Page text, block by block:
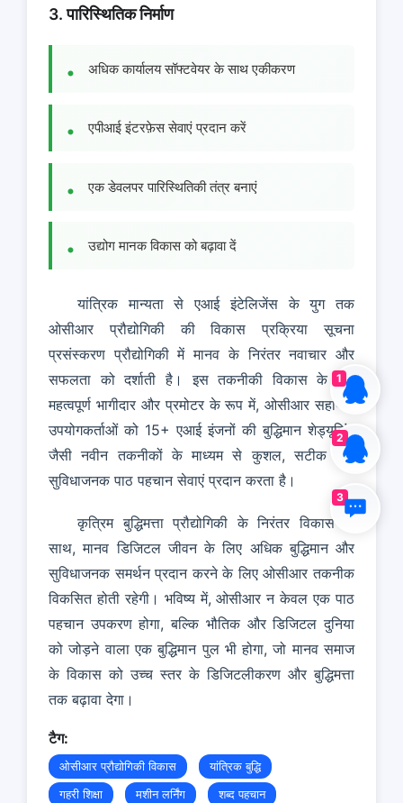
3. पारिस्थितिक निर्माण
अधिक कार्यालय सॉफ्टवेयर के साथ एकीकरण
एपीआई इंटरफ़ेस सेवाएं प्रदान करें
एक डेवलपर पारिस्थितिकी तंत्र बनाएं
उद्योग मानक विकास को बढ़ावा दें
यांत्रिक मान्यता से एआई इंटेलिजेंस के युग तक
ओसीआर प्रौद्योगिकी की विकास प्रक्रिया सूचना
प्रसंस्करण प्रौद्योगिकी में मानव के निरंतर नवाचार और
सफलता को दर्शाती है। इस तकनीकी विकास के एक
महत्वपूर्ण भागीदार और प्रमोटर के रूप में, ओसीआर सहायक
उपयोगकर्ताओं को 15+ एआई इंजनों की बुद्धिमान शेड्यूलिंग
जैसी नवीन तकनीकों के माध्यम से कुशल, सटीक और
सुविधाजनक पाठ पहचान सेवाएं प्रदान करता है।
कृत्रिम बुद्धिमत्ता प्रौद्योगिकी के निरंतर विकास के
साथ, मानव डिजिटल जीवन के लिए अधिक बुद्धिमान और
सुविधाजनक समर्थन प्रदान करने के लिए ओसीआर तकनीक
विकसित होती रहेगी। भविष्य में, ओसीआर न केवल एक पाठ
पहचान उपकरण होगा, बल्कि भौतिक और डिजिटल दुनिया
को जोड़ने वाला एक बुद्धिमान पुल भी होगा, जो मानव समाज
के विकास को उच्च स्तर के डिजिटलीकरण और बुद्धिमत्ता
तक बढ़ावा देगा।
टैग:
ओसीआर प्रौद्योगिकी विकास यांत्रिक बुद्धि
गहरी शिक्षा मशीन लर्निंग शब्द पहचान
1
2
3